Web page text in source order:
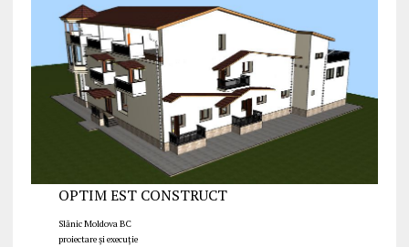
OPTIM EST CONSTRUCT
Slănic Moldova BC
proiectare și execuție